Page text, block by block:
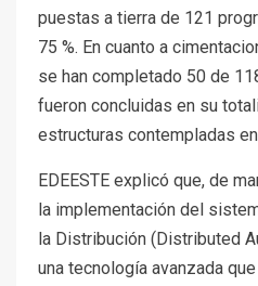
puestas a tierra de 121
75 %. En cuanto a
se han completado 50 de
fueron concluidas en su
estructuras contempladas
EDEESTE explicó que, de
la implementación del
la Distribución (Distributed
una tecnología avanzada